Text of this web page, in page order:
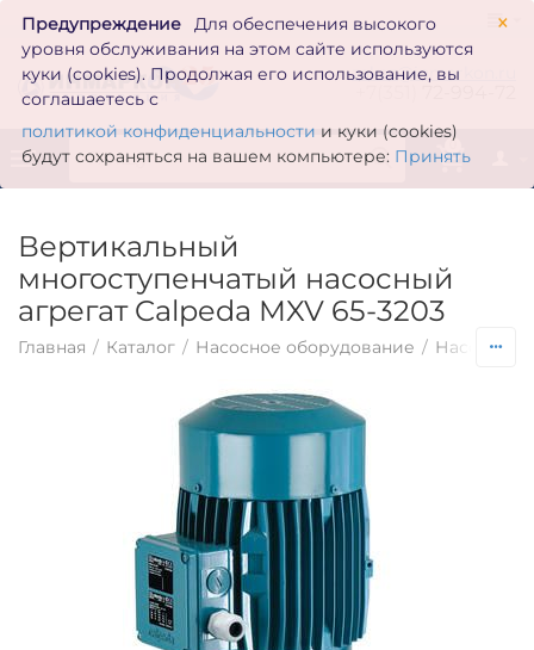
×
Предупреждение
Для обеспечения высокого
уровня обслуживания на этом сайте используются
куки (cookies). Продолжая его использование, вы
соглашаетесь с
политикой конфиденциальности и куки (cookies)
будут сохраняться на вашем компьютере: Принять
zakaz@inmarkon.ru
0
Вертикальный
многоступенчатый насосный
агрегат Calpeda MXV 65-3203
Главная / Каталог / Насосное оборудование / Насосы по